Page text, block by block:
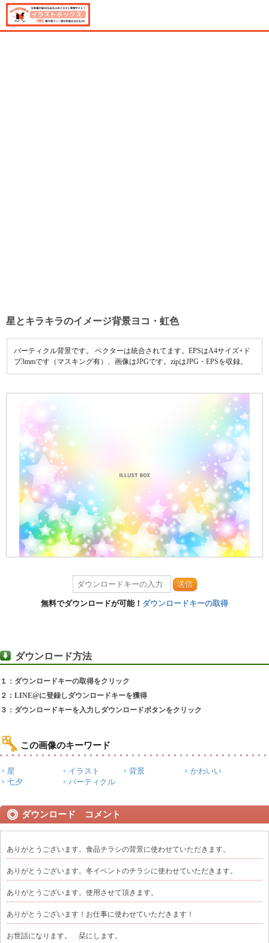
星とキラキラのイメージ背景ヨコ・虹色
パーティクル背景です。 ベクターは統合されてます。EPSはA4サイズ+ド
ブ3mmです（マスキング有）、画像はJPGです。zipはJPG・EPSを収録。
送信
無料でダウンロードが可能！ ダウンロードキーの取得
ダウンロード方法
１：ダウンロードキーの取得をクリック
２：LINE@に登録しダウンロードキーを獲得
３：ダウンロードキーを入力しダウンロードボタンをクリック
この画像のキーワード
星 イラスト 背景
かわいい
七夕
パーティクル
ダウンロード コメント
ありがとうございます。食品チラシの背景に使わせていただきます。
ありがとうございます。冬イベントのチラシに使わせていただきます。
ありがとうございます。使用させて頂きます。
ありがとうございます！お仕事に使わせていただきます！
お世話になります。 栞にします。